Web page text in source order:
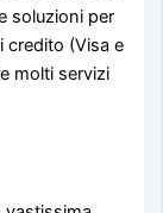
soluzioni per
credito (Visa e
molti servizi